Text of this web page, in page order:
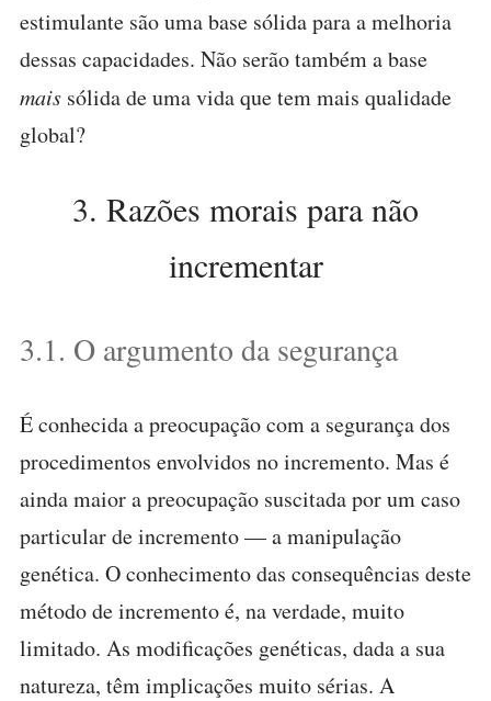
estimulante são uma base sólida para a melhoria
dessas capacidades. Não serão também a base
mais sólida de uma vida que tem mais qualidade
global?
3. Razões morais para não
incrementar
3.1. O argumento da segurança
É conhecida a preocupação com a segurança dos
procedimentos envolvidos no incremento. Mas é
ainda maior a preocupação suscitada por um caso
particular de incremento — a manipulação
genética. O conhecimento das consequências deste
método de incremento é, na verdade, muito
limitado. As modificações genéticas, dada a sua
natureza, têm implicações muito sérias. A